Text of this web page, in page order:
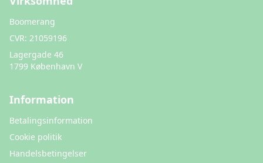
Boomerang
CVR: 21059196
Lagergade 46
1799 København V
Information
Betalingsinformation
Cookie politik
Handelsbetingelser